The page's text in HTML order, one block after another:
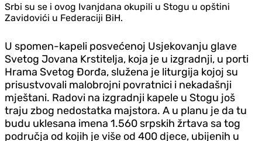
Srbi su se i ovog Ivanjdana okupili u Stogu u opštini
Zavidovići u Federaciji BiH.
U spomen-kapeli posvećenoj Usjekovanju glave
Svetog Jovana Krstitelja, koja je u izgradnji, u porti
Hrama Svetog Đorđa, služena je liturgija kojoj su
prisustvovali malobrojni povratnici i nekadašnji
mještani. Radovi na izgradnji kapele u Stogu još
traju zbog nedostatka majstora. A u planu je da tu
budu uklesana imena 1.560 srpskih žrtava sa tog
područja od kojih je više od 400 djece, ubijenih u